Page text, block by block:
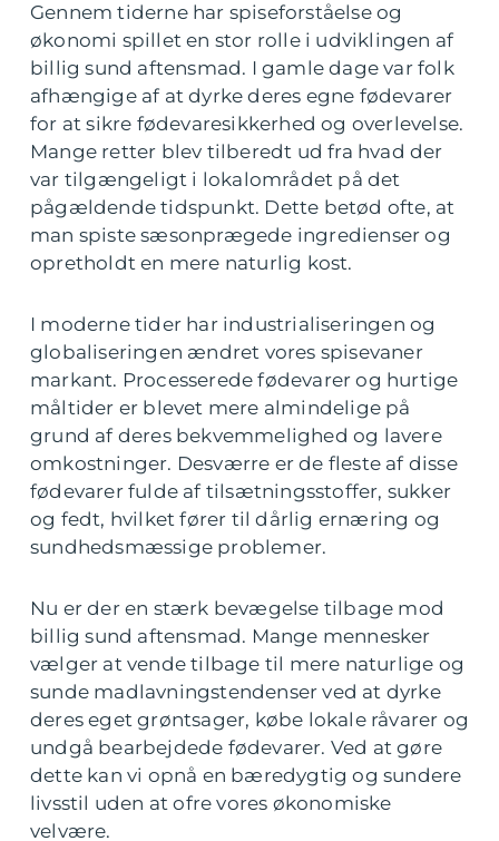
Gennem tiderne har spiseforståelse og
økonomi spillet en stor rolle i udviklingen af
billig sund aftensmad. I gamle dage var folk
afhængige af at dyrke deres egne fødevarer
for at sikre fødevaresikkerhed og overlevelse.
Mange retter blev tilberedt ud fra hvad der
var tilgængeligt i lokalområdet på det
pågældende tidspunkt. Dette betød ofte, at
man spiste sæsonprægede ingredienser og
opretholdt en mere naturlig kost.
I moderne tider har industrialiseringen og
globaliseringen ændret vores spisevaner
markant. Processerede fødevarer og hurtige
måltider er blevet mere almindelige på
grund af deres bekvemmelighed og lavere
omkostninger. Desværre er de fleste af disse
fødevarer fulde af tilsætningsstoffer, sukker
og fedt, hvilket fører til dårlig ernæring og
sundhedsmæssige problemer.
Nu er der en stærk bevægelse tilbage mod
billig sund aftensmad. Mange mennesker
vælger at vende tilbage til mere naturlige og
sunde madlavningstendenser ved at dyrke
deres eget grøntsager, købe lokale råvarer og
undgå bearbejdede fødevarer. Ved at gøre
dette kan vi opnå en bæredygtig og sundere
livsstil uden at ofre vores økonomiske
velvære.